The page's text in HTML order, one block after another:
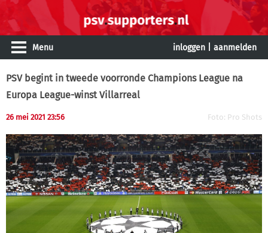
Menu inloggen aanmelden
PSV begint in tweede voorronde Champions League na
Europa League-winst Villarreal
26 mei 2021 23:56 Foto: Pro Shots